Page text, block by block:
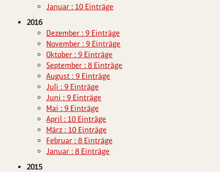
Januar : 10 Einträge
2016
Dezember : 9 Einträge
November : 9 Einträge
Oktober : 9 Einträge
September : 8 Einträge
August : 9 Einträge
Juli : 9 Einträge
Juni : 9 Einträge
Mai : 9 Einträge
April : 10 Einträge
März : 10 Einträge
Februar : 8 Einträge
Januar : 8 Einträge
2015